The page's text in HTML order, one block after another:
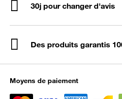
30j pour changer d'avis
Des produits garantis
Moyens de paiement